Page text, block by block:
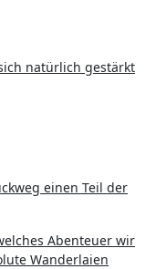
natürlich gestärkt
einen Teil der
Abenteuer wir
Wanderlaien